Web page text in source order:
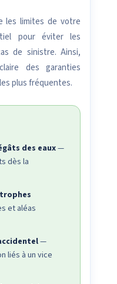
les limites de votre
pour éviter les
de sinistre. Ainsi,
des garanties
plus fréquentes.
des eaux—
dès la
et aléas
—
liés à un vice